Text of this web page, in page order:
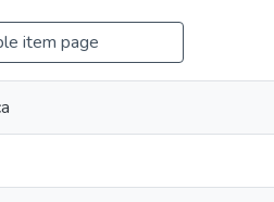
item page